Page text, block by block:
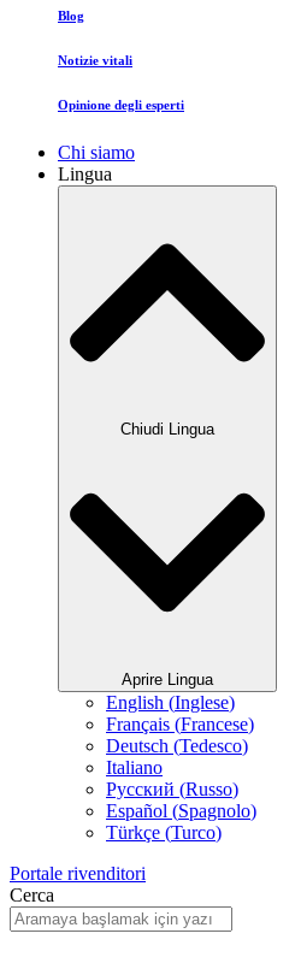
Blog
Notizie vitali
Opinione degli esperti
Chi siamo
Lingua
Chiudi Lingua
Aprire Lingua
English (Inglese)
Français (Francese)
Deutsch (Tedesco)
Italiano
Русский (Russo)
Español (Spagnolo)
Türkçe (Turco)
Portale rivenditori
Cerca